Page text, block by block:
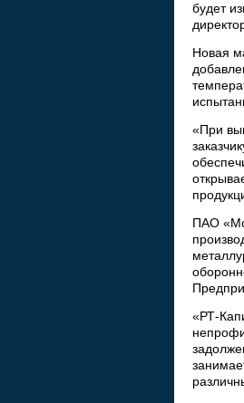
будет
Новая
«При
ПАО
«РТ-